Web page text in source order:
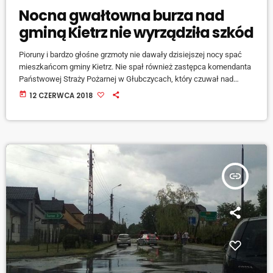
Nocna gwałtowna burza nad
gminą Kietrz nie wyrządziła szkód
Pioruny i bardzo głośne grzmoty nie dawały dzisiejszej nocy spać
mieszkańcom gminy Kietrz. Nie spał również zastępca komendanta
Państwowej Straży Pożarnej w Głubczycach, który czuwał nad
bezpieczeństwem mieszkańców powiatu. Jak się jednak okazało,
głubczyckiego - chodzi o Kietrz i Branice: [jwplayer […]
today 12 CZERWCA 2018
insert_link